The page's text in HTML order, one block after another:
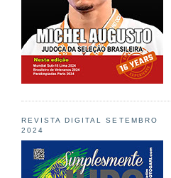
REVISTA DIGITAL SETEMBRO
2024